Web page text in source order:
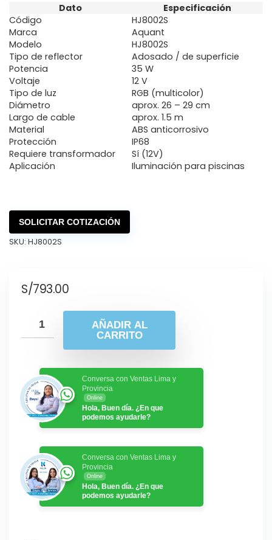
Dato
Especificación
Código
HJ8002S
Marca
Aquant
Modelo
HJ8002S
Tipo de reflector
Adosado / de superficie
Potencia
35 W
Voltaje
12 V
Tipo de luz
RGB (multicolor)
Diámetro
aprox. 26 – 29 cm
Largo de cable
aprox. 1.5 m
Material
ABS anticorrosivo
Protección
IP68
Requiere transformador
Sí (12V)
Aplicación
Iluminación para piscinas
SOLICITAR COTIZACIÓN
SKU: HJ8002S
S/793.00
AÑADIR AL
CARRITO
Conversa con Ventas Lima y
Provincia
Online
Hola, Buen día. ¿En que
podemos ayudarle?
Conversa con Ventas Lima y
Provincia
Online
Hola, Buen día. ¿En que
podemos ayudarle?